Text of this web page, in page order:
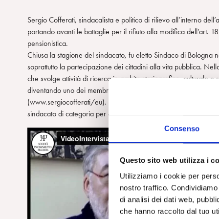
Consenso
Questo sito web utilizza i
Utilizziamo i cookie per
nostro traffico.
di analisi dei dati web,
che hanno raccolto dal tuo
Sergio Cofferati, sindacalista e politico di rilievo all’interno
portando avanti le battaglie per il rifiuto alla modifica dell’art.
pensionistica.
Chiusa la stagione del sindacato, fu eletto Sindaco di
soprattutto la partecipazione dei cittadini alla vita pubblica.
che svolge attività di ricerca in ambito storiografico, culturale
diventando uno dei membri del Comitato Nazionale del
(www.sergiocofferati/eu). Uomo di vasti interessi culturali ed
sindacato di categoria per autori di fumetti) e soprattutto